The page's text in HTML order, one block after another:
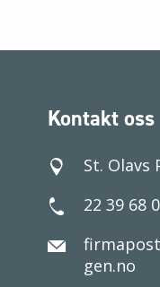
Kontakt oss
St. Olavs
22 39 68
gen.no